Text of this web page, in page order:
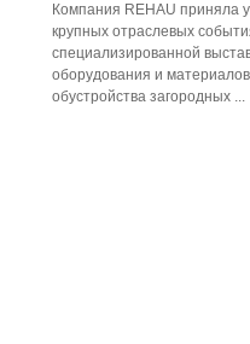
Компания REHAU приняла
крупных отраслевых
специализированной
оборудования и
обустройства загородных ...